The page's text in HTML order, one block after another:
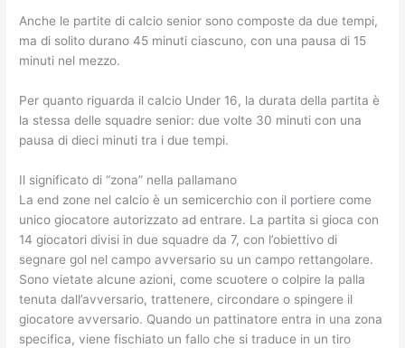
Anche le partite di calcio senior sono composte da due tempi,
ma di solito durano 45 minuti ciascuno, con una pausa di 15
minuti nel mezzo.
Per quanto riguarda il calcio Under 16, la durata della partita è
la stessa delle squadre senior: due volte 30 minuti con una
pausa di dieci minuti tra i due tempi.
Il significato di “zona” nella pallamano
La end zone nel calcio è un semicerchio con il portiere come
unico giocatore autorizzato ad entrare. La partita si gioca con
14 giocatori divisi in due squadre da 7, con l’obiettivo di
segnare gol nel campo avversario su un campo rettangolare.
Sono vietate alcune azioni, come scuotere o colpire la palla
tenuta dall’avversario, trattenere, circondare o spingere il
giocatore avversario. Quando un pattinatore entra in una zona
specifica, viene fischiato un fallo che si traduce in un tiro